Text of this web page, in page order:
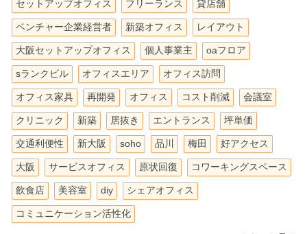
セットアップオフィス フリーランス 貸店舗
ベンチャー企業経営者 新築オフィス レイアウト
大阪セットアップオフィス 個人事業主 oaフロア
sランクビル オフィスエリア オフィス訪問
オフィス家具 再開発 オフィス コスト削減 会議室
クリニック 新築 居抜き エントランス 坪単価
交通利便性 新大阪 soho 品川 梅田 好アクセス
大阪 サービスオフィス 原状回復 コワーキングスペース
飲食店 美容室 diy シェアオフィス
コミュニケーション活性化